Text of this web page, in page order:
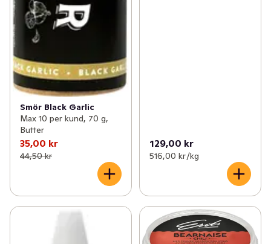
Smör Black Garlic
Max 10 per kund, 70 g,
Butter
35,00 kr
44,50 kr
129,00 kr
516,00 kr /kg